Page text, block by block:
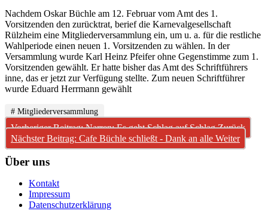
Nachdem Oskar Büchle am 12. Februar vom Amt des 1.
Vorsitzenden den zurücktrat, berief die Karnevalgesellschaft
Rülzheim eine Mitgliederversammlung ein, um u. a. für die restliche
Wahlperiode einen neuen 1. Vorsitzenden zu wählen. In der
Versammlung wurde Karl Heinz Pfeifer ohne Gegenstimme zum 1.
Vorsitzenden gewählt. Er hatte bisher das Amt des Schriftführers
inne, das er jetzt zur Verfügung stellte. Zum neuen Schriftführer
wurde Eduard Herrmann gewählt
# Mitgliederversammlung
Vorheriger Beitrag: Narren: Es geht Schlag auf SchlagZurück
Nächster Beitrag: Cafe Büchle schließt - Dank an alle Weiter
Über uns
Kontakt
Impressum
Datenschutzerklärung